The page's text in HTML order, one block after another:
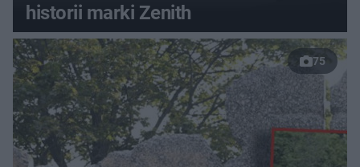
historii marki Zenith
75